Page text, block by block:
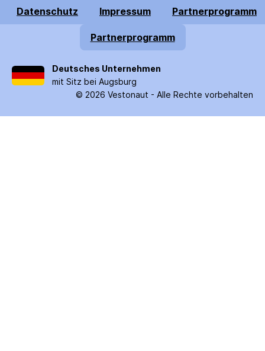
Datenschutz Impressum Partnerprogramm
Partnerprogramm
Deutsches Unternehmen
mit Sitz bei Augsburg
© 2026 Vestonaut - Alle Rechte vorbehalten